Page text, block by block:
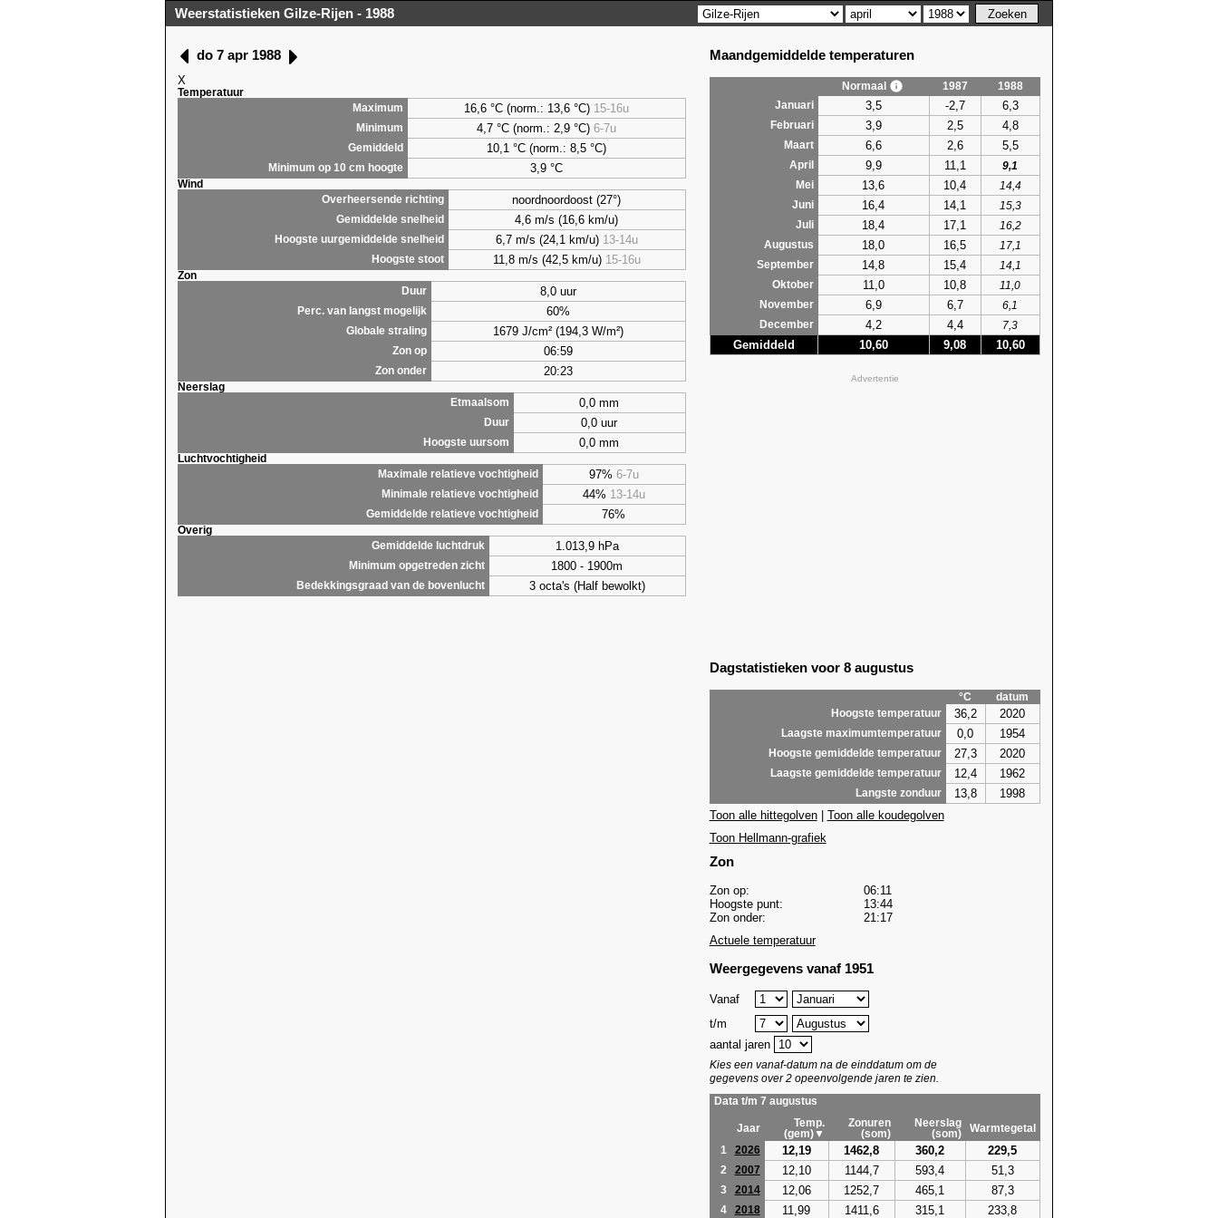
Weerstatistieken Gilze-Rijen - 1988
do 7 apr 1988
X
Temperatuur
Maximum
16,6 °C (norm.: 13,6 °C) 15-16u
Minimum 4,7°C (norm.: 2,9 °C) 6-7u
Gemiddeld 10,1 °C (norm.: 8,5 °C)
Minimum op 10 cm hoogte 3,9°C
Wind
Overheersende richting
noordnoordoost (27°)
Gemiddelde snelheid 4,6 m/s (16,6 km/u)
Hoogste uurgemiddelde snelheid 6,7 m/s (24,1 km/u) 13-14u
Hoogste stoot 11,8 m/s (42,5 km/u) 15-16u
Zon
Duur
8,0 uur
Perc. van langst mogelijk 60%
Globale straling 1679 J/cm² (194,3 W/m²)
Zon op 06:59
Zon onder 20:23
Neerslag
Etmaalsom
0,0 mm
Duur 0,0 uur
Hoogste uursom 0,0 mm
Luchtvochtigheid
Maximale relatieve vochtigheid
97% 6-7u
Minimale relatieve vochtigheid 44% 13-14u
Gemiddelde relatieve vochtigheid 76%
Overig
Gemiddelde luchtdruk
1.013,9 hPa
Minimum opgetreden zicht 1800 - 1900m
Bedekkingsgraad van de bovenlucht 3 octa's (Half bewolkt)
Maandgemiddelde temperaturen
Normaal 1987
1988
Januari
3,5 -2,7 6,3
Februari 3,9 2,5 4,8
Maart 6,6 2,6 5,5
April 9,9 11,1
9,1
Mei
13,6 10,4
14,4
Juni
16,4 14,1
15,3
Juli
18,4 17,1
16,2
Augustus
18,0 16,5
17,1
September
14,8 15,4
14,1
Oktober
11,0 10,8
11,0
November
6,9 6,7
6,1
December
4,2 4,4 7,3
Gemiddeld 10,60 9,08 10,60
Advertentie
Dagstatistieken voor 8 augustus
°C
datum
Hoogste temperatuur
36,2 2020
Laagste maximumtemperatuur 0,0 1954
Hoogste gemiddelde temperatuur 27,3 2020
Laagste gemiddelde temperatuur 12,4 1962
Langste zonduur 13,8
1998
Toon alle hittegolven| Toon alle koudegolven
Toon Hellmann-grafiek
Zon
Zon op:
06:11
Hoogste punt:
13:44
Zon onder:
21:17
Actuele temperatuur
Weergegevens vanaf 1951
Vanaf
t/m
aantal jaren
Kies een vanaf-datum na de einddatum om de
gegevens over 2 opeenvolgende jaren te zien.
Data t/m 7 augustus
Jaar
Temp.
(gem)▼
Zonuren
(som)
Neerslag
(som)
Warmtegetal
1
2026 12,19 1462,8 360,2 229,5
2 2007 12,10 1144,7 593,4 51,3
3 2014 12,06 1252,7 465,1 87,3
4 2018 11,99 1411,6 315,1 233,8